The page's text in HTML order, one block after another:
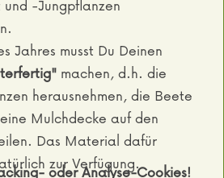
-Jungpflanzen
Jahres musst Du Deinen
machen, d.h. die
herausnehmen, die Beete
Mulchdecke auf den
Das Material dafür
zur Verfügung.
oder Analyse-Cookies!